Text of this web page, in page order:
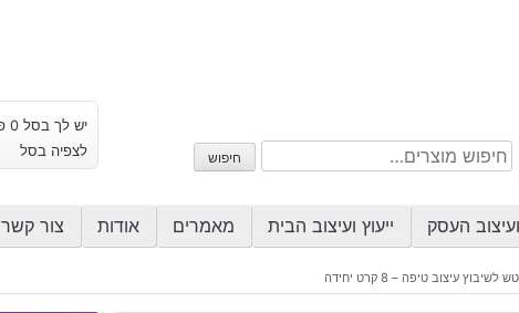
חיפוש
עבור:
חיפוש
יש לך בסל 0 פריטים
לצפיה בסל
ועיצוב העסק ייעוץ ועיצוב הבית מאמרים אודות צור קשר
עיצוב טיפה – 8 קרט יחידה